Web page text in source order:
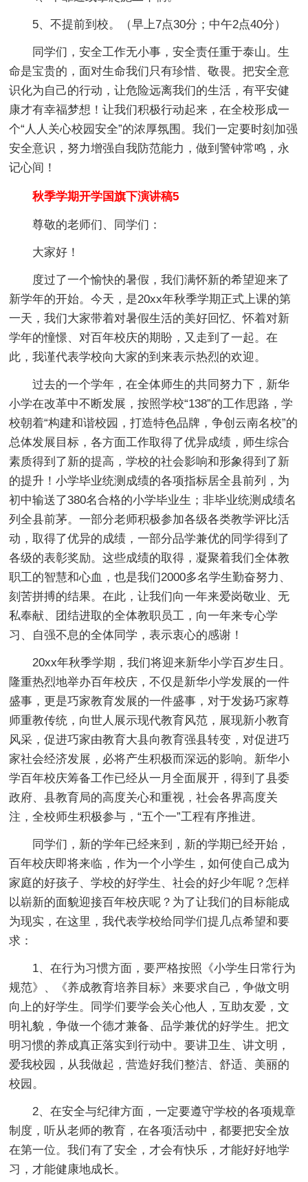
5、不提前到校。（早上7点30分；中午2点40分）
同学们，安全工作无小事，安全责任重于泰山。生
命是宝贵的，面对生命我们只有珍惜、敬畏。把安全意
识化为自己的行动，让危险远离我们的生活，有平安健
康才有幸福梦想！让我们积极行动起来，在全校形成一
个“人人关心校园安全”的浓厚氛围。我们一定要时刻加强
安全意识，努力增强自我防范能力，做到警钟常鸣，永
记心间！
秋季学期开学国旗下演讲稿5
尊敬的老师们、同学们：
大家好！
度过了一个愉快的暑假，我们满怀新的希望迎来了
新学年的开始。今天，是20xx年秋季学期正式上课的第
一天，我们大家带着对暑假生活的美好回忆、怀着对新
学年的憧憬、对百年校庆的期盼，又走到了一起。在
此，我谨代表学校向大家的到来表示热烈的欢迎。
过去的一个学年，在全体师生的共同努力下，新华
小学在改革中不断发展，按照学校“138”的工作思路，学
校朝着“构建和谐校园，打造特色品牌，争创云南名校”的
总体发展目标，各方面工作取得了优异成绩，师生综合
素质得到了新的提高，学校的社会影响和形象得到了新
的提升！小学毕业统测成绩的各项指标居全县前列，为
初中输送了380名合格的小学毕业生；非毕业统测成绩名
列全县前茅。一部分老师积极参加各级各类教学评比活
动，取得了优异的成绩，一部分品学兼优的同学得到了
各级的表彰奖励。这些成绩的取得，凝聚着我们全体教
职工的智慧和心血，也是我们2000多名学生勤奋努力、
刻苦拼搏的结果。在此，让我们向一年来爱岗敬业、无
私奉献、团结进取的全体教职员工，向一年来专心学
习、自强不息的全体同学，表示衷心的感谢！
20xx年秋季学期，我们将迎来新华小学百岁生日。
隆重热烈地举办百年校庆，不仅是新华小学发展的一件
盛事，更是巧家教育发展的一件盛事，对于发扬巧家尊
师重教传统，向世人展示现代教育风范，展现新小教育
风采，促进巧家由教育大县向教育强县转变，对促进巧
家社会经济发展，必将产生积极而深远的影响。新华小
学百年校庆筹备工作已经从一月全面展开，得到了县委
政府、县教育局的高度关心和重视，社会各界高度关
注，全校师生积极参与，“五个一”工程有序推进。
同学们，新的学年已经来到，新的学期已经开始，
百年校庆即将来临，作为一个小学生，如何使自己成为
家庭的好孩子、学校的好学生、社会的好少年呢？怎样
以崭新的面貌迎接百年校庆呢？为了让我们的目标能成
为现实，在这里，我代表学校给同学们提几点希望和要
求：
1、在行为习惯方面，要严格按照《小学生日常行为
规范》、《养成教育培养目标》来要求自己，争做文明
向上的好学生。同学们要学会关心他人，互助友爱，文
明礼貌，争做一个德才兼备、品学兼优的好学生。把文
明习惯的养成真正落实到行动中。要讲卫生、讲文明，
爱我校园，从我做起，营造好我们整洁、舒适、美丽的
校园。
2、在安全与纪律方面，一定要遵守学校的各项规章
制度，听从老师的教育，在各项活动中，都要把安全放
在第一位。我们有了安全，才会有快乐，才能好好地学
习，才能健康地成长。